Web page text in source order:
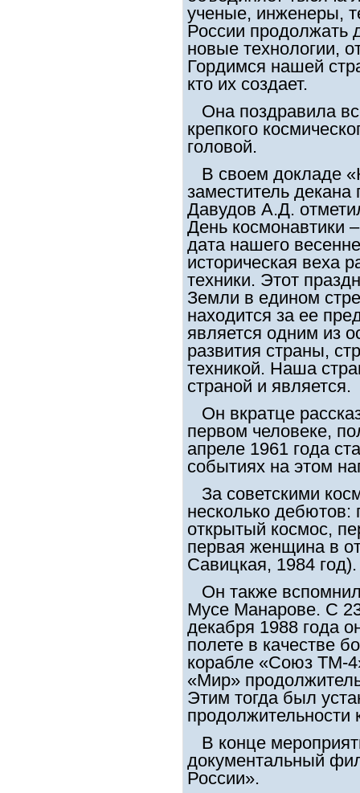
ученые, инженеры,
России продолжать
новые технологии,
Гордимся нашей
кто их создает.
Она поздравила
крепкого
головой.
В своем докладе
заместитель декана
Давудов А.Д.
День космонавтики
дата нашего
историческая веха
техники. Этот
Земли в едином
находится за ее
является одним из
развития страны,
техникой. Наша
страной и является.
Он вкратце
первом человеке,
апреле 1961 года
событиях на этом
За советскими
несколько
открытый космос,
первая женщина в
Савицкая, 1984 год).
Он также
Мусе Манарове. С
декабря 1988 года
полете в качестве
корабле «Союз ТМ-
«Мир»
Этим тогда был
продолжительности
В конце
документальный
России».